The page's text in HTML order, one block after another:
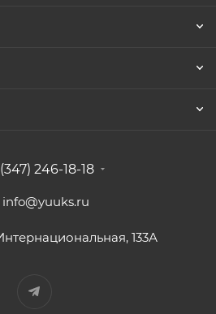
246-18-18
info@yuuks.ru
133А